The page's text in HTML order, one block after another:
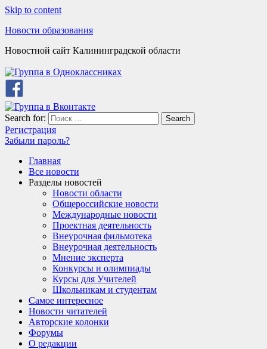
Skip to content
Новости образования
Новостной сайт Калининградской области
Search for: Search
Регистрация
Забыли пароль?
Главная
Все новости
Разделы новостей
Новости области
Общероссийские новости
Международные новости
Проектная деятельность
Внеурочная фильмотека
Внеурочная деятельность
Мнение эксперта
Конкурсы и олимпиады
Курсы для Учителей
Школьникам и студентам
Самое интересное
Новости читателей
Авторские колонки
Форумы
О редакции